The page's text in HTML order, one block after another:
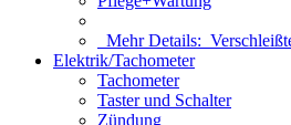
Mehr Details:
Elektrik/Tachometer
Tachometer
Taster und Schalter
Zündung